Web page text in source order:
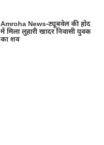
Amroha News-ट्यूबवेल की होद
में मिला लुहारी खादर निवासी युवक
का शव